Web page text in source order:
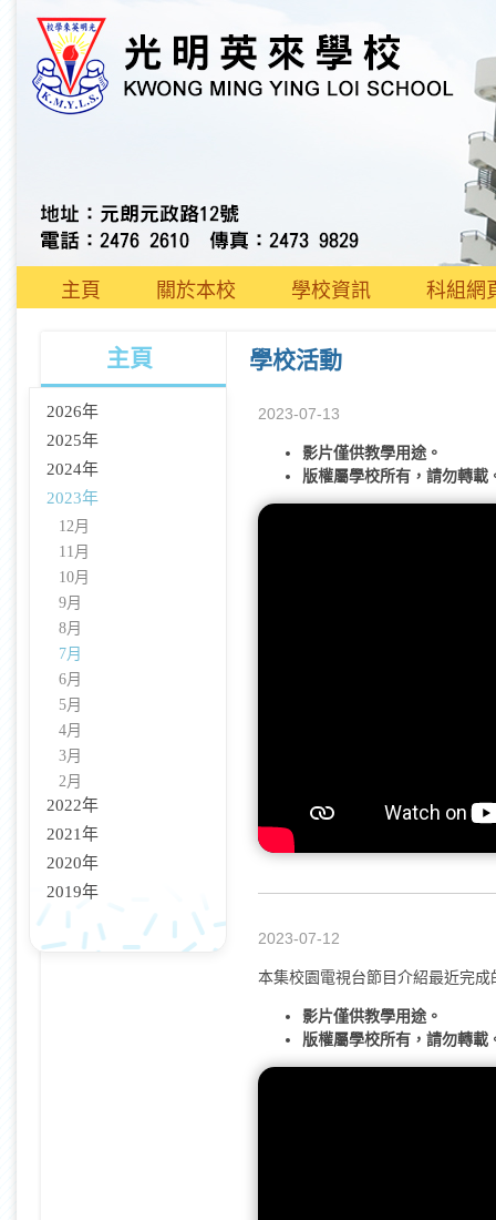
主頁 關於本校 學校資訊 科組網
主頁 學校活動
2026年
2025年
2024年
2023年
12月
11月
10月
9月
8月
7月
6月
5月
4月
3月
2月
2022年
2021年
2020年
2019年
2023-07-13
影片僅供教學用途。
版權屬學校所有，請勿轉載
2023-07-12
本集校園電視台節目介紹最近完
影片僅供教學用途。
版權屬學校所有，請勿轉載